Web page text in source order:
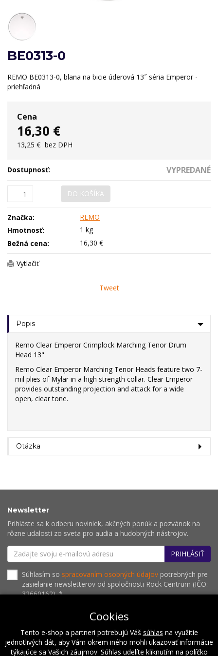
BE0313-0
REMO BE0313-0, blana na bicie úderová 13˝ séria Emperor -
priehľadná
Cena
16,30 €
13,25 € bez DPH
Dostupnosť: VYPREDANÉ
DO KOŠÍKA
Značka:
REMO
Hmotnosť:
1 kg
Bežná cena:
16,30 €
Vytlačiť
Tweet
Popis
Remo Clear Emperor Crimplock Marching Tenor Drum
Head 13"
Remo Clear Emperor Marching Tenor Heads feature two 7-
mil plies of Mylar in a high strength collar. Clear Emperor
provides outstanding projection and attack for a wide
open, clear tone.
Otázka
Newsletter
Prihláste sa k odberu noviniek, akčných ponúk a pozvánok na
rôzne udalosti zo sveta pro audia a hudobných nástrojov.
PRIHLÁSIŤ
Súhlasím so spracovaním osobných údajov potrebných pre
zasielanie newsletterov od spoločnosti Rock Centrum (IČO:
32660162). *
O nás Naše hodnoty Inštalácie
Referencie
Kalendár podujatí
Kontakt
Cookies
Tento e-shop a partneri potrebujú Váš súhlas na využitie
jednotlivých dát, aby Vám okrem iného mohli ukazovať informácie
týkajúce sa Vašich záujmov. Súhlas udelíte kliknutím na políčko